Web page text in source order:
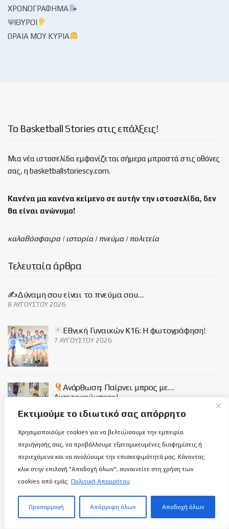
Εκτιμούμε το ιδιωτικό σας απόρρητο
Χρησιμοποιούμε cookies για να βελτιώσουμε την εμπειρία
περιήγησής σας, να προβάλλουμε εξατομικευμένες διαφημίσεις ή
περιεχόμενο και να αναλύουμε την επισκεψιμότητά μας. Κάνοντας
κλικ στην επιλογή "Αποδοχή όλων", συναινείτε στη χρήση των
cookies από εμάς. Πολιτική Απορρήτου
Προσαρμογή Απόρριψη όλων Αποδοχή όλων
ΧΡΟΝΟΓΡΆΦΗΜΑ
ΨΊΘΥΡΟΙ
ΩΡΑΊΑ ΜΟΥ ΚΥΡΊΑ
Το Basketball Stories στις επάλξεις!
Μια νέα ιστοσελίδα εμφανίζεται σήμερα μπροστά στις οθόνες
σας, η basketballstoriescy.com.
Κανένα μα κανένα κείμενο σε αυτήν την ιστοσελίδα, δεν
θα είναι ανώνυμο!
καλαθόσφαιρα | ιστορία | πνεύμα | πολιτεία
Τελευταία άρθρα
✍️Δύναμη σου είναι το πνεύμα σου…
8 ΑΥΓΟΎΣΤΟΥ 2026
Εθνική Γυναικών Κ16: Η φωτογράφηση!
7 ΑΥΓΟΎΣΤΟΥ 2026
Ανόρθωση: Παίρνει μπρος με…
Αντετοκούμπρος!
Social
Σχετικά με εμάς